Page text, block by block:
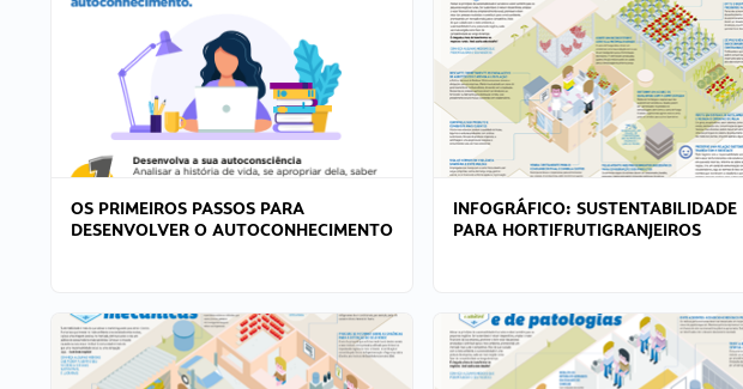
OS PRIMEIROS PASSOS PARA
DESENVOLVER O AUTOCONHECIMENTO
INFOGRÁFICO: SUSTENTABILIDADE
PARA HORTIFRUTIGRANJEIROS